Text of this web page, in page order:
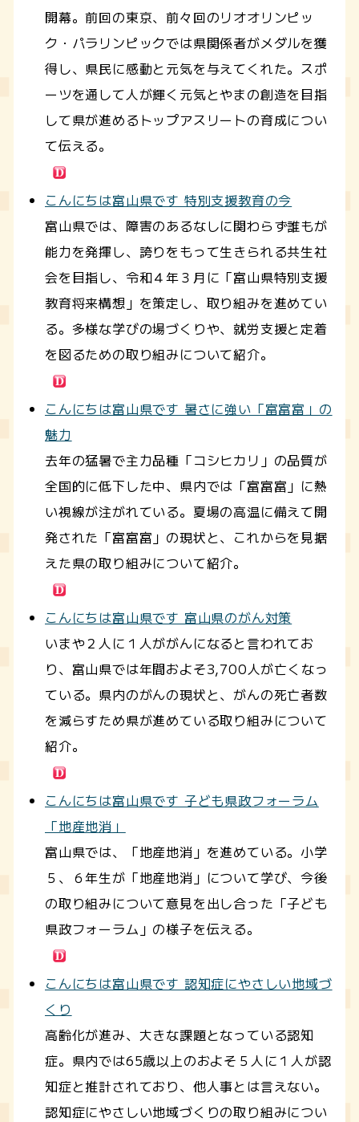
開幕。前回の東京、前々回のリオオリンピッ
ク・パラリンピックでは県関係者がメダルを獲
得し、県民に感動と元気を与えてくれた。スポ
ーツを通して人が輝く元気とやまの創造を目指
して県が進めるトップアスリートの育成につい
て伝える。
こんにちは富山県です 特別支援教育の今
富山県では、障害のあるなしに関わらず誰もが
能力を発揮し、誇りをもって生きられる共生社
会を目指し、令和４年３月に「富山県特別支援
教育将来構想」を策定し、取り組みを進めてい
る。多様な学びの場づくりや、就労支援と定着
を図るための取り組みについて紹介。
こんにちは富山県です 暑さに強い「富富富」の
魅力
去年の猛暑で主力品種「コシヒカリ」の品質が
全国的に低下した中、県内では「富富富」に熱
い視線が注がれている。夏場の高温に備えて開
発された「富富富」の現状と、これからを見据
えた県の取り組みについて紹介。
こんにちは富山県です 富山県のがん対策
いまや２人に１人ががんになると言われてお
り、富山県では年間およそ3,700人が亡くなっ
ている。県内のがんの現状と、がんの死亡者数
を減らすため県が進めている取り組みについて
紹介。
こんにちは富山県です 子ども県政フォーラム
「地産地消」
富山県では、「地産地消」を進めている。小学
５、６年生が「地産地消」について学び、今後
の取り組みについて意見を出し合った「子ども
県政フォーラム」の様子を伝える。
こんにちは富山県です 認知症にやさしい地域づ
くり
高齢化が進み、大きな課題となっている認知
症。県内では65歳以上のおよそ５人に１人が認
知症と推計されており、他人事とは言えない。
認知症にやさしい地域づくりの取り組みについ